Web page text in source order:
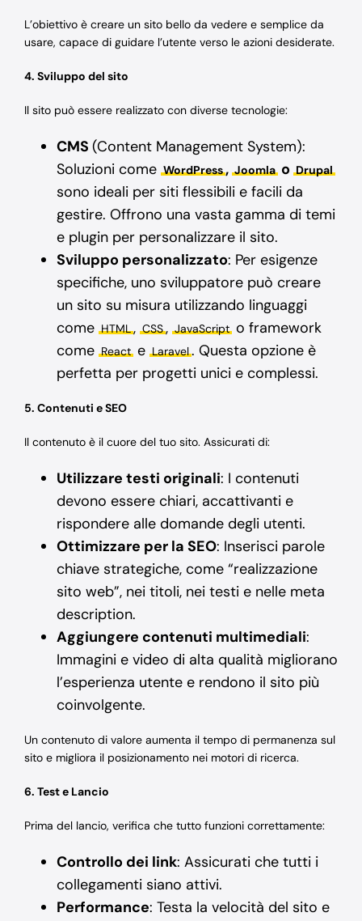
L’obiettivo è creare un sito bello da vedere e semplice da
usare, capace di guidare l’utente verso le azioni desiderate.
4. Sviluppo del sito
Il sito può essere realizzato con diverse tecnologie:
CMS (Content Management System):
Soluzioni come WordPress, Joomlao Drupal
sono ideali per siti flessibili e facili da
gestire. Offrono una vasta gamma di temi
e plugin per personalizzare il sito.
Sviluppo personalizzato: Per esigenze
specifiche, uno sviluppatore può creare
un sito su misura utilizzando linguaggi
come HTML, CSS, JavaScripto framework
come Reacte Laravel. Questa opzione è
perfetta per progetti unici e complessi.
5. Contenuti e SEO
Il contenuto è il cuore del tuo sito. Assicurati di:
Utilizzare testi originali: I contenuti
devono essere chiari, accattivanti e
rispondere alle domande degli utenti.
Ottimizzare per la SEO: Inserisci parole
chiave strategiche, come “realizzazione
sito web”, nei titoli, nei testi e nelle meta
description.
Aggiungere contenuti multimediali:
Immagini e video di alta qualità migliorano
l’esperienza utente e rendono il sito più
coinvolgente.
Un contenuto di valore aumenta il tempo di permanenza sul
sito e migliora il posizionamento nei motori di ricerca.
6. Test e Lancio
Prima del lancio, verifica che tutto funzioni correttamente:
Controllo dei link: Assicurati che tutti i
collegamenti siano attivi.
Performance: Testa la velocità del sito e